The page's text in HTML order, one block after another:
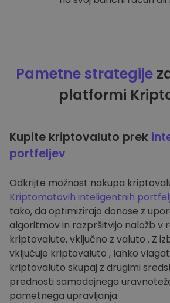
Pametne strategije
platformi
Kupite kriptovaluto prek
portfeljev
Odkrijte možnost nakupa
Kriptomatovih inteligentnih
tako, da optimizirajo donose z
algoritmov in razpršitvijo naložb v
kriptovalute, vključno z valuto . Z
vključuje kriptovaluto , lahko
kriptovaluto skupaj z drugimi
prednosti samodejnega
pametnega upravljanja.